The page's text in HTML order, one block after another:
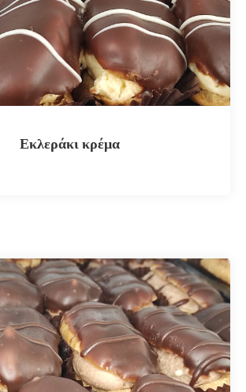
Εκλεράκι κρέμα